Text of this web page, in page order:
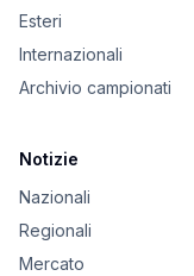
Esteri
Internazionali
Archivio campionati
Notizie
Nazionali
Regionali
Mercato